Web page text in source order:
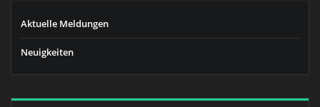
Aktuelle Meldungen
Neuigkeiten